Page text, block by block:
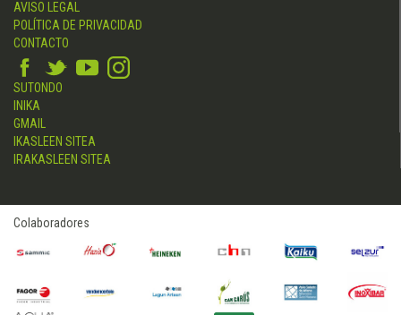
AVISO LEGAL
POLÍTICA DE PRIVACIDAD
CONTACTO
SUTONDO
INIKA
GMAIL
IKASLEEN SITEA
IRAKASLEEN SITEA
Colaboradores